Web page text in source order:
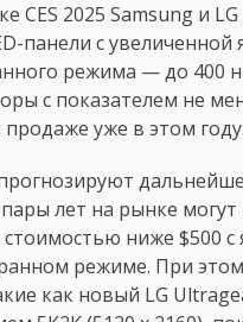
CES 2025 Samsung и
панели с увеличенной
режима — до 400
с показателем не
продаже уже в этом году.
лет на рынке могут
ниже $500 с
режиме. При
как новый LG